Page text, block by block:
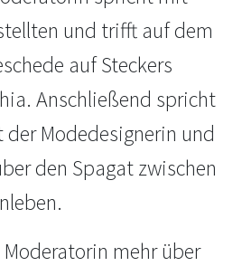
und trifft auf dem
auf Steckers
Anschließend spricht
Modedesignerin und
den Spagat zwischen
mehr über